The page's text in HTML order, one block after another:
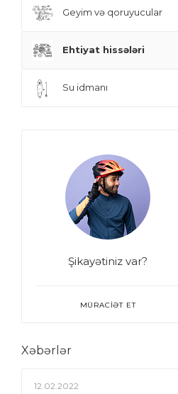
Geyim və qoruyucular
Ehtiyat hissələri
Su idmanı
Şikayətiniz var?
MÜRACİƏT ET
Xəbərlər
12.02.2022